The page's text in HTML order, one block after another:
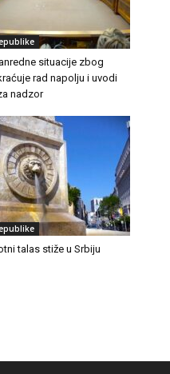
situacije zbog
rad napolju i uvodi
nadzor
talas stiže u Srbiju